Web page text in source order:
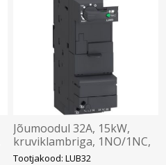
Jõumoodul 32A, 15kW,
kruviklambriga, 1NO/1NC,
Schneider
Tootjakood: LUB32